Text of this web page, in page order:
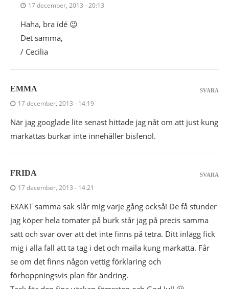
17 december, 2013 - 20:13
Haha, bra idé 😉
Det samma,
/ Cecilia
EMMA
17 december, 2013 - 14:19
När jag googlade lite senast hittade jag nåt om att just kung
markattas burkar inte innehåller bisfenol.
SVARA
FRIDA
17 december, 2013 - 14:21
EXAKT samma sak slår mig varje gång också! De få stunder
jag köper hela tomater på burk står jag på precis samma
sätt och svär över att det inte finns på tetra. Ditt inlägg fick
mig i alla fall att ta tag i det och maila kung markatta. Får
se om det finns någon vettig förklaring och
förhoppningsvis plan för ändring.
SVARA